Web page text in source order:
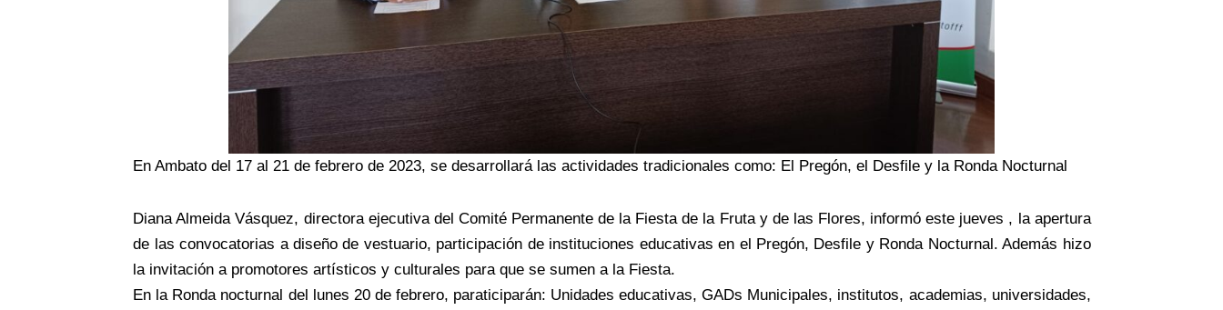
En Ambato del 17 al 21 de febrero de 2023, se desarrollará las actividades tradicionales como: El Pregón, el Desfile y la Ronda Nocturnal
Diana Almeida Vásquez, directora ejecutiva del Comité Permanente de la Fiesta de la Fruta y de las Flores, informó este jueves , la apertura
de las convocatorias a diseño de vestuario, participación de instituciones educativas en el Pregón, Desfile y Ronda Nocturnal. Además hizo
la invitación a promotores artísticos y culturales para que se sumen a la Fiesta.
En la Ronda nocturnal del lunes 20 de febrero, paraticiparán: Unidades educativas, GADs Municipales, institutos, academias, universidades,